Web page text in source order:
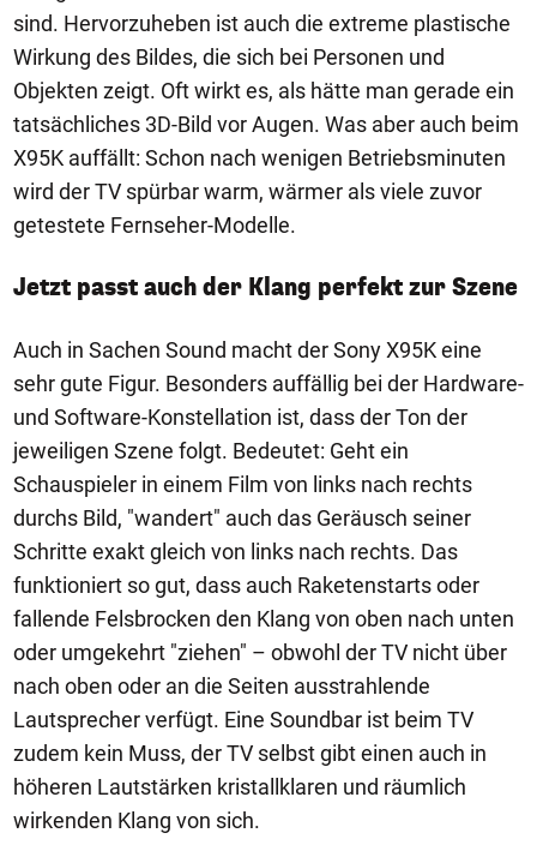
sind. Hervorzuheben ist auch die extreme plastische
Wirkung des Bildes, die sich bei Personen und
Objekten zeigt. Oft wirkt es, als hätte man gerade ein
tatsächliches 3D-Bild vor Augen. Was aber auch beim
X95K auffällt: Schon nach wenigen Betriebsminuten
wird der TV spürbar warm, wärmer als viele zuvor
getestete Fernseher-Modelle.
Jetzt passt auch der Klang perfekt zur Szene
Auch in Sachen Sound macht der Sony X95K eine
sehr gute Figur. Besonders auffällig bei der Hardware-
und Software-Konstellation ist, dass der Ton der
jeweiligen Szene folgt. Bedeutet: Geht ein
Schauspieler in einem Film von links nach rechts
durchs Bild, "wandert" auch das Geräusch seiner
Schritte exakt gleich von links nach rechts. Das
funktioniert so gut, dass auch Raketenstarts oder
fallende Felsbrocken den Klang von oben nach unten
oder umgekehrt "ziehen" – obwohl der TV nicht über
nach oben oder an die Seiten ausstrahlende
Lautsprecher verfügt. Eine Soundbar ist beim TV
zudem kein Muss, der TV selbst gibt einen auch in
höheren Lautstärken kristallklaren und räumlich
wirkenden Klang von sich.